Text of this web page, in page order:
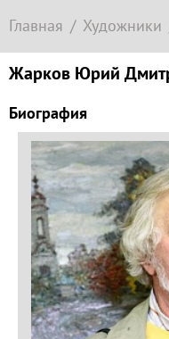
Главная Художники
Жарков Юрий
Биография